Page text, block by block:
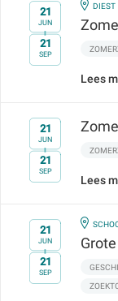
21
JUN
t/m
21
SEP
IN
DIEST
Lees
21
JUN
t/m
21
SEP
Lees
21
JUN
t/m
21
SEP
IN